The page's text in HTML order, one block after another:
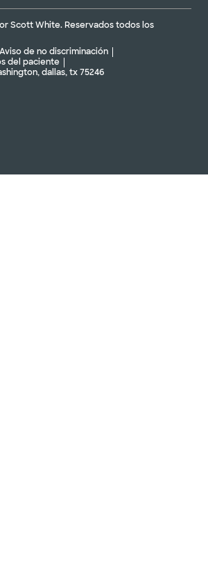
Scott White. Reservados todos los
Aviso de no discriminación
del paciente
dallas, tx 75246